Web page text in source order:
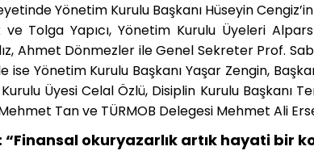
Yönetim Kurulu Başkanı Hüseyin
ve Tolga Yapıcı, Yönetim Kurulu Üyeleri
Ahmet Dönmezler ile Genel Sekreter Prof.
ise Yönetim Kurulu Başkanı Yaşar Zengin,
Üyesi Celal Özlü, Disiplin Kurulu Başkanı
Tan ve TÜRMOB Delegesi Mehmet Ali
“Finansal okuryazarlık artık hayati bir